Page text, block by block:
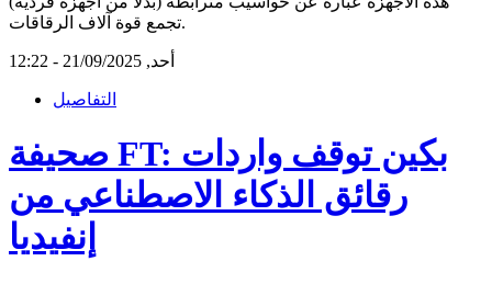
تجمع قوة آلاف الرقاقات.
أحد, 21/09/2025 - 12:22
التفاصيل
صحيفة FT: بكين توقف واردات
رقائق الذكاء الاصطناعي من
إنفيديا